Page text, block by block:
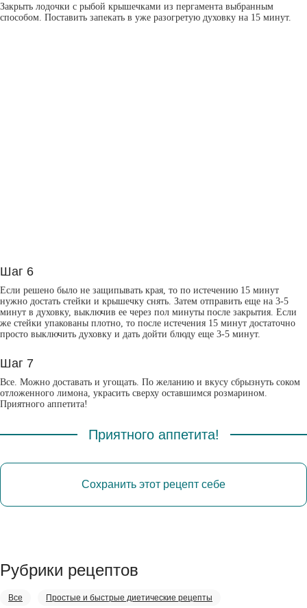
Закрыть лодочки с рыбой крышечками из пергамента выбранным
способом. Поставить запекать в уже разогретую духовку на 15 минут.
Шаг 6
Если решено было не защипывать края, то по истечению 15 минут
нужно достать стейки и крышечку снять. Затем отправить еще на 3-5
минут в духовку, выключив ее через пол минуты после закрытия. Если
же стейки упакованы плотно, то после истечения 15 минут достаточно
просто выключить духовку и дать дойти блюду еще 3-5 минут.
Шаг 7
Все. Можно доставать и угощать. По желанию и вкусу сбрызнуть соком
отложенного лимона, украсить сверху оставшимся розмарином.
Приятного аппетита!
Приятного аппетита!
Сохранить этот рецепт себе
Рубрики рецептов
Все Простые и быстрые диетические рецепты